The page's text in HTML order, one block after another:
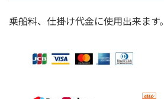
乗船料、仕掛け代金に使用出来ます。